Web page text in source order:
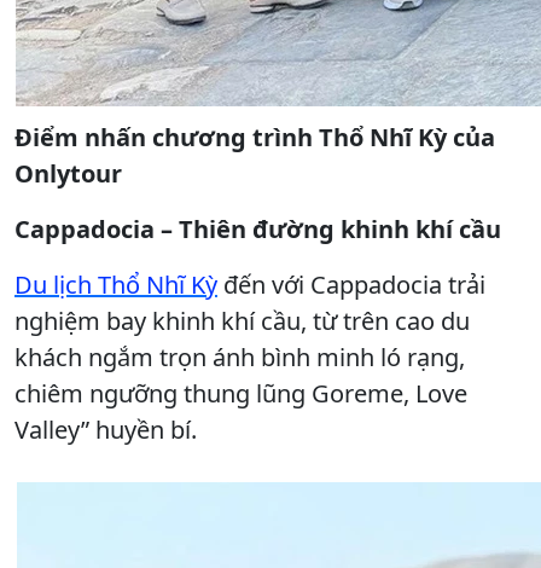
Điểm nhấn chương trình Thổ Nhĩ Kỳ của
Onlytour
Cappadocia – Thiên đường khinh khí cầu
Du lịch Thổ Nhĩ Kỳ đến với Cappadocia trải
nghiệm bay khinh khí cầu, từ trên cao du
khách ngắm trọn ánh bình minh ló rạng,
chiêm ngưỡng thung lũng Goreme, Love
Valley” huyền bí.